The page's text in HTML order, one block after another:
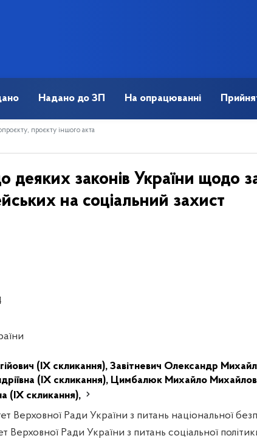
Надано до ЗП На опрацюванні
проєкту іншого акта
деяких законів України щодо
на соціальний захист
(IX скликання),Завітневич Олександр
(IX скликання), Цимбалюк Михайло
(IX скликання),
Верховної Ради України з питань національної
Верховної Ради України з питань соціальної